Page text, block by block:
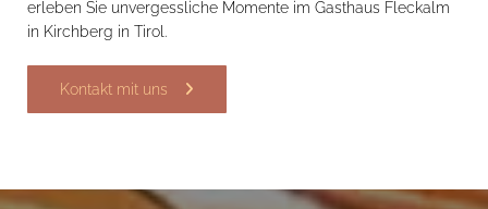
erleben Sie unvergessliche Momente im Gasthaus Fleckalm
in Kirchberg in Tirol.
Kontakt mit uns